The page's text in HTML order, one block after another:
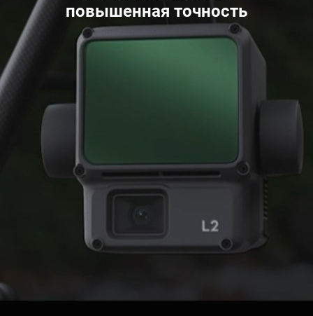
повышенная точность